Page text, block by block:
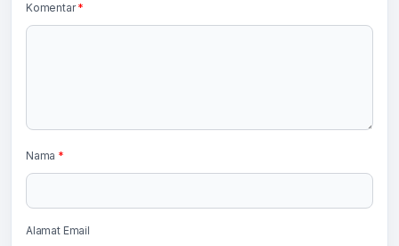
Komentar*
Nama *
Alamat Email